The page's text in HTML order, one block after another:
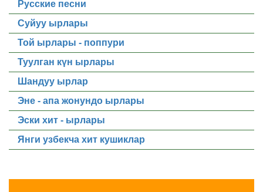
Русские песни
Суйуу ырлары
Той ырлары - поппури
Туулган күн ырлары
Шандуу ырлар
Эне - апа жонундо ырлары
Эски хит - ырлары
Янги узбекча хит кушиклар